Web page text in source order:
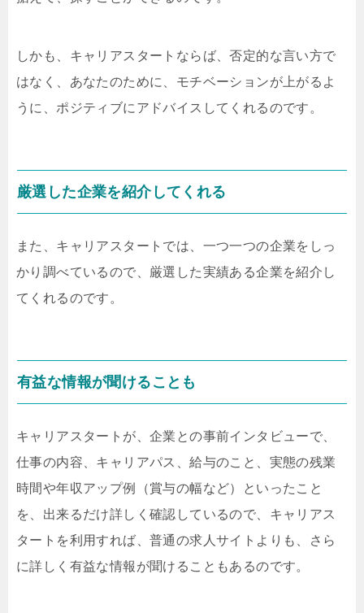
しかも、キャリアスタートならば、否定的な言い方で
はなく、あなたのために、モチベーションが上がるよ
うに、ポジティブにアドバイスしてくれるのです。
厳選した企業を紹介してくれる
また、キャリアスタートでは、一つ一つの企業をしっ
かり調べているので、厳選した実績ある企業を紹介し
てくれるのです。
有益な情報が聞けることも
キャリアスタートが、企業との事前インタビューで、
仕事の内容、キャリアパス、給与のこと、実態の残業
時間や年収アップ例（賞与の幅など）といったこと
を、出来るだけ詳しく確認しているので、キャリアス
タートを利用すれば、普通の求人サイトよりも、さら
に詳しく有益な情報が聞けることもあるのです。